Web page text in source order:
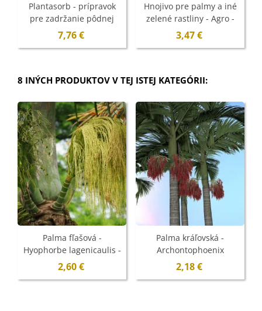
Plantasorb - prípravok
pre zadržanie pôdnej
vlhkosti - Symbiom - 750
7,76 €
Hnojivo pre palmy a iné
zelené rastliny - Agro -
500 ml
3,47 €
8 INÝCH PRODUKTOV V TEJ ISTEJ KATEGÓRII:
Palma fľašová -
Hyophorbe lagenicaulis -
semená - 3 ks
2,60 €
Palma kráľovská -
Archontophoenix
cunninghamiana -
semená - 3 ks
2,18 €